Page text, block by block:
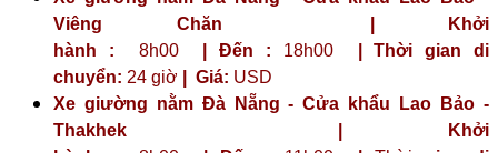
Viêng Chăn | Khởi
hành : 8h00| Đến : 18h00| Thời gian di
chuyển: 24 giờ | Giá: USD
Xe giường nằm Đà Nẵng - Cửa khẩu Lao Bảo -
Thakhek | Khởi